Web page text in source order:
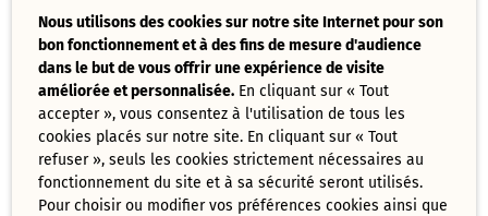
Liste des délibérations examinées
Conseil Municipal 17 mars 2025
PDF - 121,08 Ko
Ordre du jour du Conseil Municipal 17
mars 2025
PDF - 73,70 Ko
Nous utilisons des cookies sur notre site Internet pour son
bon fonctionnement et à des fins de mesure d'audience
dans le but de vous offrir une expérience de visite
améliorée et personnalisée. En cliquant sur « Tout
accepter », vous consentez à l'utilisation de tous les
cookies placés sur notre site. En cliquant sur « Tout
refuser », seuls les cookies strictement nécessaires au
fonctionnement du site et à sa sécurité seront utilisés.
Pour choisir ou modifier vos préférences cookies ainsi que